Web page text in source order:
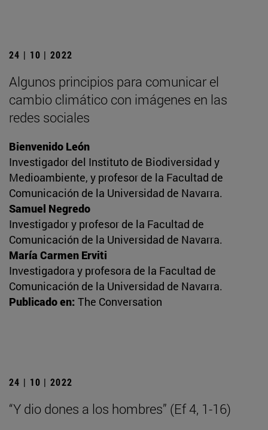
24 | 10 | 2022
Algunos principios para comunicar el
cambio climático con imágenes en las
redes sociales
Bienvenido León
Investigador del Instituto de Biodiversidad y
Medioambiente, y profesor de la Facultad de
Comunicación de la Universidad de Navarra.
Samuel Negredo
Investigador y profesor de la Facultad de
Comunicación de la Universidad de Navarra.
María Carmen Erviti
Investigadora y profesora de la Facultad de
Comunicación de la Universidad de Navarra.
Publicado en: The Conversation
24 | 10 | 2022
“Y dio dones a los hombres” (Ef 4, 1-16)